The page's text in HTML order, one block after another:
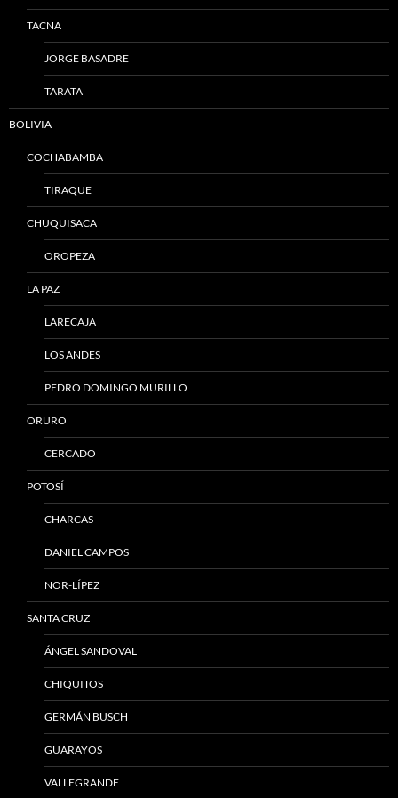
TACNA
JORGE BASADRE
TARATA
BOLIVIA
COCHABAMBA
TIRAQUE
CHUQUISACA
OROPEZA
LA PAZ
LARECAJA
LOS ANDES
PEDRO DOMINGO MURILLO
ORURO
CERCADO
POTOSÍ
CHARCAS
DANIEL CAMPOS
NOR-LÍPEZ
SANTA CRUZ
ÁNGEL SANDOVAL
CHIQUITOS
GERMÁN BUSCH
GUARAYOS
VALLEGRANDE